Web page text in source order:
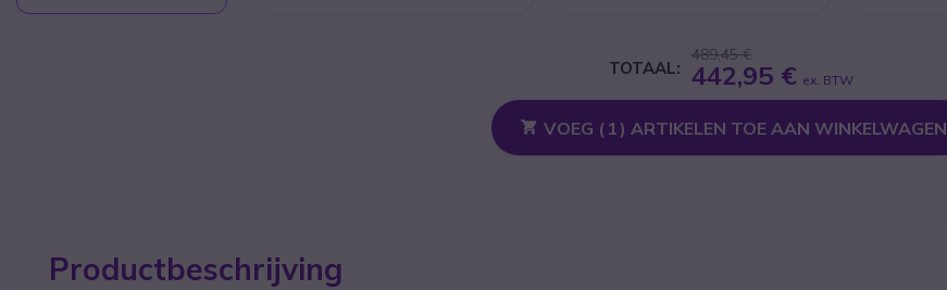
TOTAAL:
489,45 €
442,95 € ex. BTW
VOEG ( 1) ARTIKELEN TOE AAN WINKELWAGEN
Productbeschrijving